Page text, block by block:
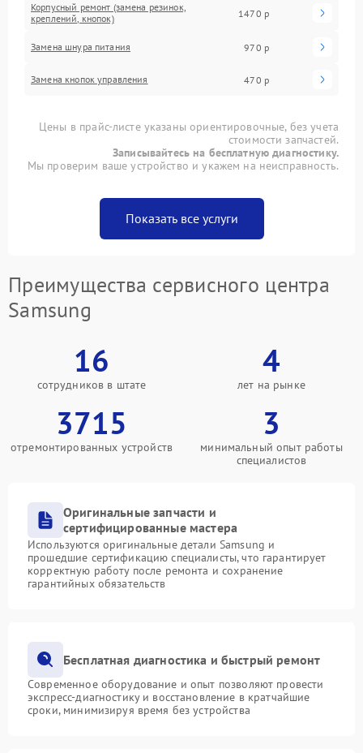
Корпусный ремонт (замена резинок,
креплений, кнопок)
1470 р
Замена шнура питания 970 р
Замена кнопок управления 470 р
Цены в прайс-листе указаны ориентировочные, без учета
стоимости запчастей.
Записывайтесь на бесплатную диагностику.
Мы проверим ваше устройство и укажем на неисправность.
Показать все услуги
Преимущества сервисного центра
Samsung
16
сотрудников в штате
4
лет на рынке
3715
отремонтированных устройств
3
минимальный опыт работы
специалистов
Оригинальные запчасти и
сертифицированные мастера
Используются оригинальные детали Samsung и
прошедшие сертификацию специалисты, что гарантирует
корректную работу после ремонта и сохранение
гарантийных обязательств
Бесплатная диагностика и быстрый ремонт
Современное оборудование и опыт позволяют провести
экспресс-диагностику и восстановление в кратчайшие
сроки, минимизируя время без устройства